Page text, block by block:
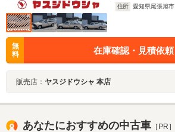
住所
愛知県尾張旭市
無
料
在庫確認・見積依頼
販売店： ヤスジドウシャ 本店
あなたにおすすめの中古車 ［PR］